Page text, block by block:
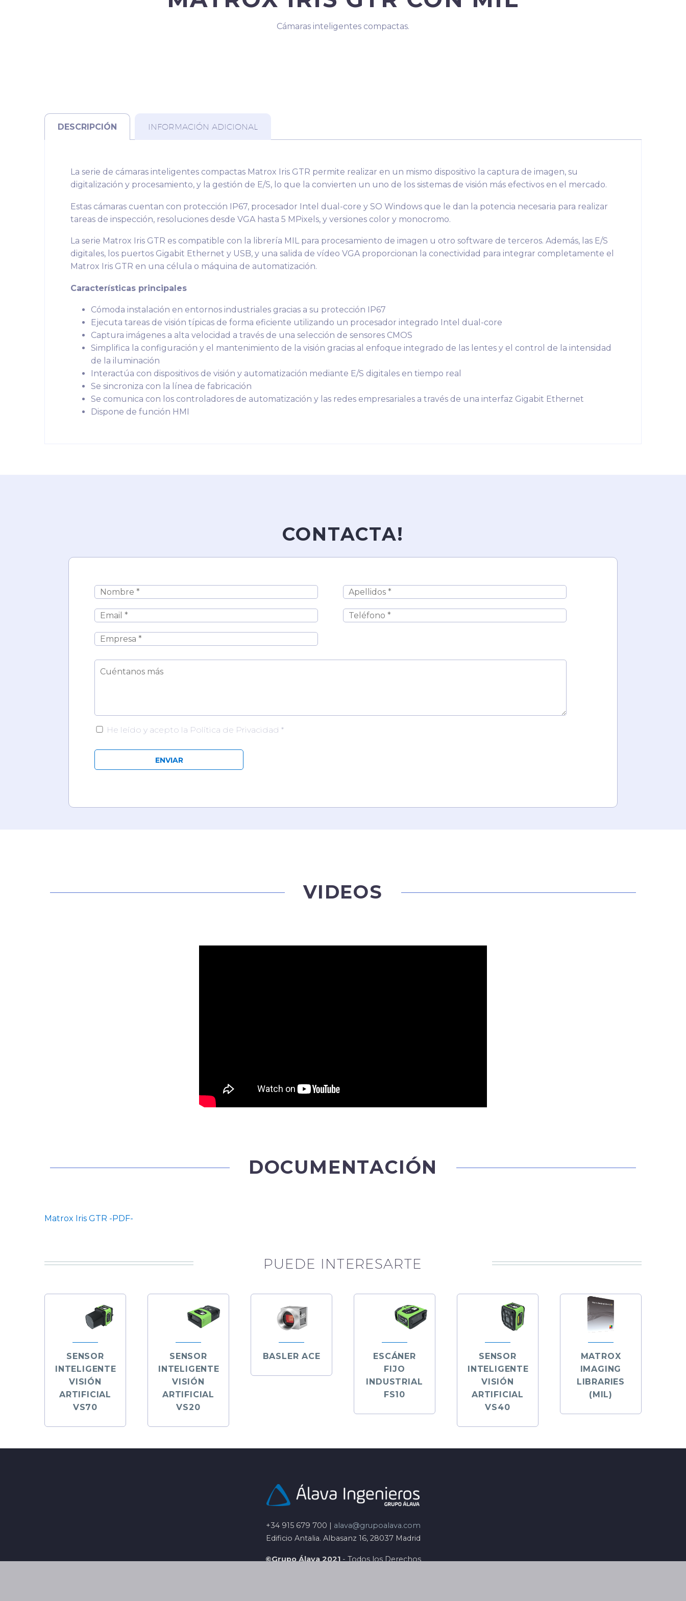
Cámaras inteligentes compactas.
DESCRIPCIÓN INFORMACIÓN ADICIONAL
La serie de cámaras inteligentes compactas Matrox Iris GTR permite realizar en un mismo dispositivo la captura de imagen, su
digitalización y procesamiento, y la gestión de E/S, lo que la convierten un uno de los sistemas de visión más efectivos en el mercado.
Estas cámaras cuentan con protección IP67, procesador Intel dual-core y SO Windows que le dan la potencia necesaria para realizar
tareas de inspección, resoluciones desde VGA hasta 5 MPixels, y versiones color y monocromo.
La serie Matrox Iris GTR es compatible con la librería MIL para procesamiento de imagen u otro software de terceros. Además, las E/S
digitales, los puertos Gigabit Ethernet y USB, y una salida de vídeo VGA proporcionan la conectividad para integrar completamente el
Matrox Iris GTR en una célula o máquina de automatización.
Características principales
Cómoda instalación en entornos industriales gracias a su protección IP67
Ejecuta tareas de visión típicas de forma eficiente utilizando un procesador integrado Intel dual-core
Captura imágenes a alta velocidad a través de una selección de sensores CMOS
Simplifica la configuración y el mantenimiento de la visión gracias al enfoque integrado de las lentes y el control de la intensidad
de la iluminación
Interactúa con dispositivos de visión y automatización mediante E/S digitales en tiempo real
Se sincroniza con la línea de fabricación
Se comunica con los controladores de automatización y las redes empresariales a través de una interfaz Gigabit Ethernet
Dispone de función HMI
CONTACTA!
He leído y acepto la Política de Privacidad *
VIDEOS
DOCUMENTACIÓN
Matrox Iris GTR -PDF-
PUEDE INTERESARTE
SENSOR
INTELIGENTE
VISIÓN
ARTIFICIAL
VS70
SENSOR
INTELIGENTE
VISIÓN
ARTIFICIAL
VS20
BASLER ACE
ESCÁNER
FIJO
INDUSTRIAL
FS10
SENSOR
INTELIGENTE
VISIÓN
ARTIFICIAL
VS40
MATROX
IMAGING
LIBRARIES
(MIL)
+34 915 679 700 | alava@grupoalava.com
Edificio Antalia. Albasanz 16, 28037 Madrid
©Grupo Álava 2021- Todos los Derechos